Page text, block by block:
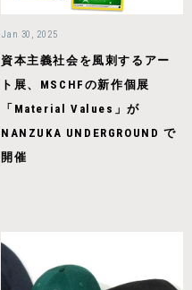
Jan 30, 2025
資本主義社会を風刺するアー
ト展、MSCHFの新作個展
「Material Values」が
NANZUKA UNDERGROUND で
開催